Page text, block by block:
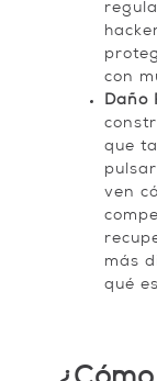
con
Daño
que
ven
más
qué